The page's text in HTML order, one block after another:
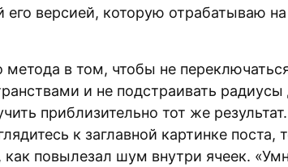
его версией, которую отрабатываю на
метода в том, чтобы не
и не подстраивать радиусы
приблизительно тот же
к заглавной картинке поста,
как повылезал шум внутри ячеек.